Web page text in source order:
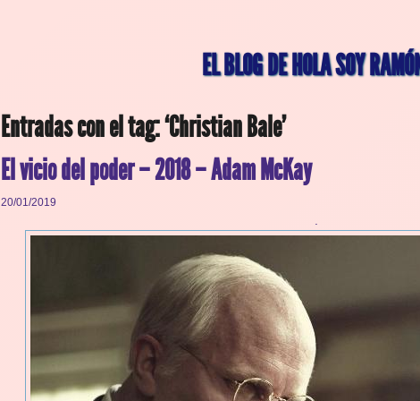
EL BLOG DE HOLA SOY
Entradas con el tag: ‘Christian Bale’
El vicio del poder – 2018 – Adam McKay
20/01/2019